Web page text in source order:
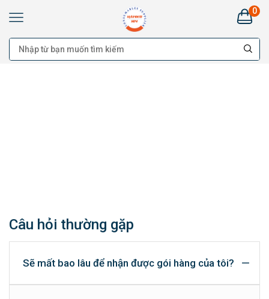
Kim
Khí
HANKO
HÀ
0
Câu hỏi thường gặp
Sẽ mất bao lâu để nhận được gói hàng của tôi?